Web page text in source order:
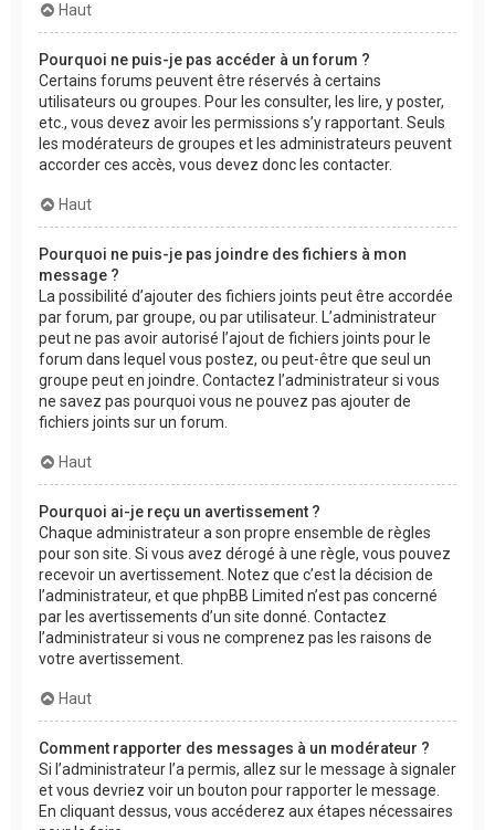
Haut
Pourquoi ne puis-je pas accéder à un forum ?
Certains forums peuvent être réservés à certains
utilisateurs ou groupes. Pour les consulter, les lire, y poster,
etc., vous devez avoir les permissions s’y rapportant. Seuls
les modérateurs de groupes et les administrateurs peuvent
accorder ces accès, vous devez donc les contacter.
Haut
Pourquoi ne puis-je pas joindre des fichiers à mon
message ?
La possibilité d’ajouter des fichiers joints peut être accordée
par forum, par groupe, ou par utilisateur. L’administrateur
peut ne pas avoir autorisé l’ajout de fichiers joints pour le
forum dans lequel vous postez, ou peut-être que seul un
groupe peut en joindre. Contactez l’administrateur si vous
ne savez pas pourquoi vous ne pouvez pas ajouter de
fichiers joints sur un forum.
Haut
Pourquoi ai-je reçu un avertissement ?
Chaque administrateur a son propre ensemble de règles
pour son site. Si vous avez dérogé à une règle, vous pouvez
recevoir un avertissement. Notez que c’est la décision de
l’administrateur, et que phpBB Limited n’est pas concerné
par les avertissements d’un site donné. Contactez
l’administrateur si vous ne comprenez pas les raisons de
votre avertissement.
Haut
Comment rapporter des messages à un modérateur ?
Si l’administrateur l’a permis, allez sur le message à signaler
et vous devriez voir un bouton pour rapporter le message.
En cliquant dessus, vous accéderez aux étapes nécessaires